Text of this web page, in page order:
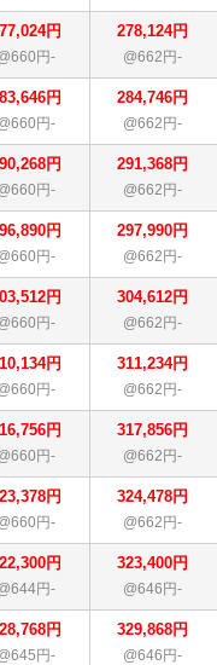
円
円-
278,124円
@662円-
円
円-
284,746円
@662円-
円
円-
291,368円
@662円-
円
円-
297,990円
@662円-
円
円-
304,612円
@662円-
円
円-
311,234円
@662円-
円
円-
317,856円
@662円-
円
円-
324,478円
@662円-
円
円-
323,400円
@646円-
円
円-
329,868円
@646円-